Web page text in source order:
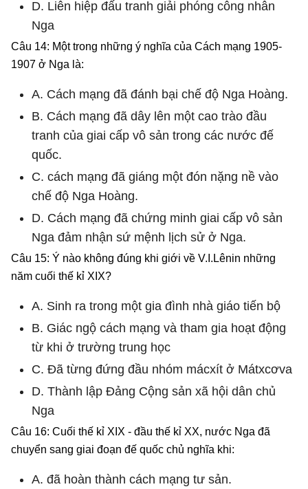
D. Liên hiệp đấu tranh giải phóng công nhân
Nga
Câu 14: Một trong những ý nghĩa của Cách mạng 1905-
1907 ở Nga là:
A. Cách mạng đã đánh bại chế độ Nga Hoàng.
B. Cách mạng đã dây lên một cao trào đầu
tranh của giai cấp vô sản trong các nước đế
quốc.
C. cách mạng đã giáng một đón nặng nề vào
chế độ Nga Hoàng.
D. Cách mạng đã chứng minh giai cấp vô sản
Nga đảm nhận sứ mệnh lịch sử ở Nga.
Câu 15: Ý nào không đúng khi giới về V.I.Lênin những
năm cuối thế kỉ XIX?
A. Sinh ra trong một gia đình nhà giáo tiến bộ
B. Giác ngộ cách mạng và tham gia hoạt động
từ khi ở trường trung học
C. Đã từng đứng đầu nhóm mácxít ở Mátxcơva
D. Thành lập Đảng Cộng sản xã hội dân chủ
Nga
Câu 16: Cuối thế kỉ XIX - đầu thế kỉ XX, nước Nga đã
chuyển sang giai đoạn đế quốc chủ nghĩa khi:
A. đã hoàn thành cách mạng tư sản.